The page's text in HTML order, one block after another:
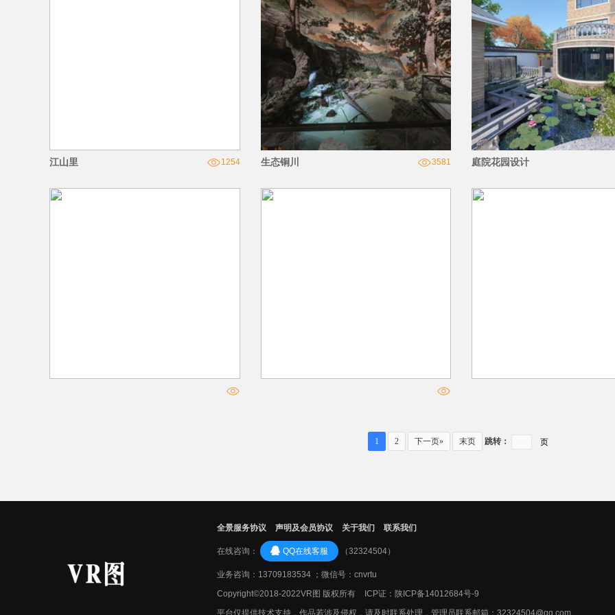
江山里 1254 生态铜川 3581 庭院花园设计
1 2 下一页» 末页 跳转：
全景服务协议 声明及会员协议 关于我们 联系我们
在线咨询： QQ在线客服 （32324504）
业务咨询：13709183534 ；微信号：cnvrtu
Copyright©2018-2022VR图 版权所有
ICP证： 陕ICP备14012684号-9
平台仅提供技术支持，作品若涉及侵权，请及时联系处理，管理员联系邮箱：32324504@qq.com